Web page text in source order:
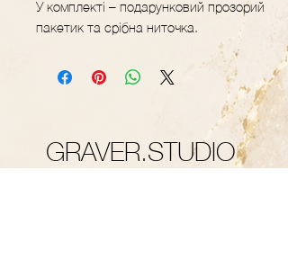
У комплекті – подарунковий прозорий
пакетик та срібна ниточка.
GRAVER.STUDIO